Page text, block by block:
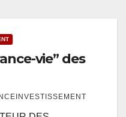
vie” des